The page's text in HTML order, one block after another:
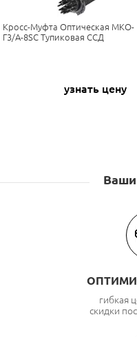
Кросс-Муфта Оптическая МКО-
Г3/A-8SC Тупиковая ССД
узнать цену
гибкая
скидки